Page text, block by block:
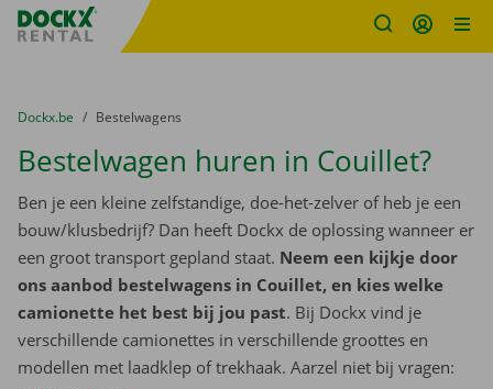
Fratello DEMO
U bevindt zich hier:
van
Dockx.be naar
Bestelwagens
Bestelwagen huren in Couillet?
Ben je een kleine zelfstandige, doe-het-zelver of heb je een
bouw/klusbedrijf? Dan heeft Dockx de oplossing wanneer er
een groot transport gepland staat. Neem een kijkje door
ons aanbod bestelwagens in Couillet, en kies welke
camionette het best bij jou past. Bij Dockx vind je
verschillende camionettes in verschillende groottes en
modellen met laadklep of trekhaak. Aarzel niet bij vragen: